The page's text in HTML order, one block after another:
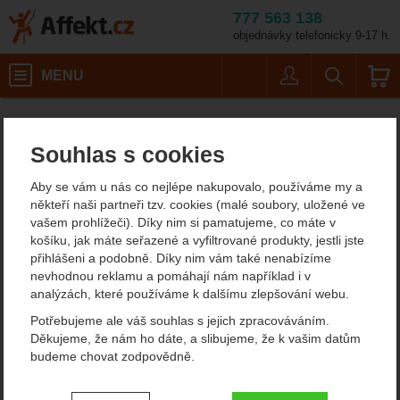
Souhlas s cookies
Aby se vám u nás co nejlépe nakupovalo, používáme my a
někteří naši partneři tzv. cookies (malé soubory, uložené ve
vašem prohlížeči). Díky nim si pamatujeme, co máte v
košíku, jak máte seřazené a vyfiltrované produkty, jestli jste
přihlášeni a podobně. Díky nim vám také nenabízíme
nevhodnou reklamu a pomáhají nám například i v
analýzách, které používáme k dalšímu zlepšování webu.
Potřebujeme ale váš souhlas s jejich zpracováváním.
Děkujeme, že nám ho dáte, a slibujeme, že k vašim datům
budeme chovat zodpovědně.
Nastavení souhlasů s kategoriemi
777 563 138
objednávky telefonicky 9-17 h.
MENU
Therm-a-Rest NeoAir XLite NXT MAX Large
Therm-a-Rest NeoAir XLite
NXT MAX Large
Nafukovací karimatka
doporučujeme!
Fotografie